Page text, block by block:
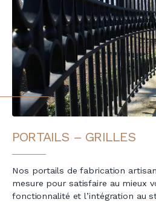
PORTAILS – GRILLES
Nos portails de fabrication
mesure pour satisfaire au mieux
fonctionnalité et l’intégration au